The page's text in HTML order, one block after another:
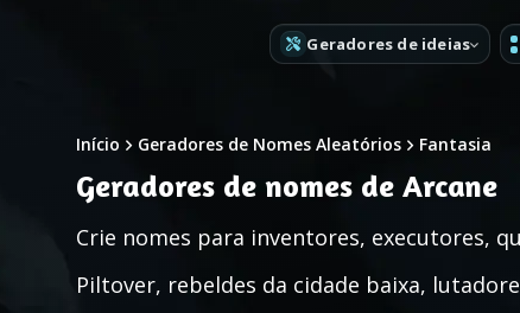
Geradores de ideias
Início Geradores de Nomes Aleatórios Fantasia
Geradores de nomes de Arcane
Crie nomes para inventores, executores,
Piltover, rebeldes da cidade baixa,